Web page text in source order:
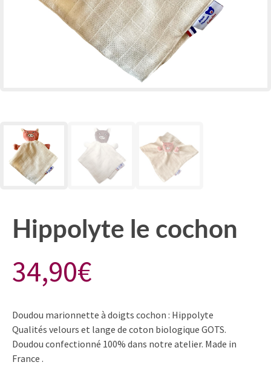
Hippolyte le cochon
34,90€
Doudou marionnette à doigts cochon : Hippolyte
Qualités velours et lange de coton biologique GOTS.
Doudou confectionné 100% dans notre atelier. Made in
France .